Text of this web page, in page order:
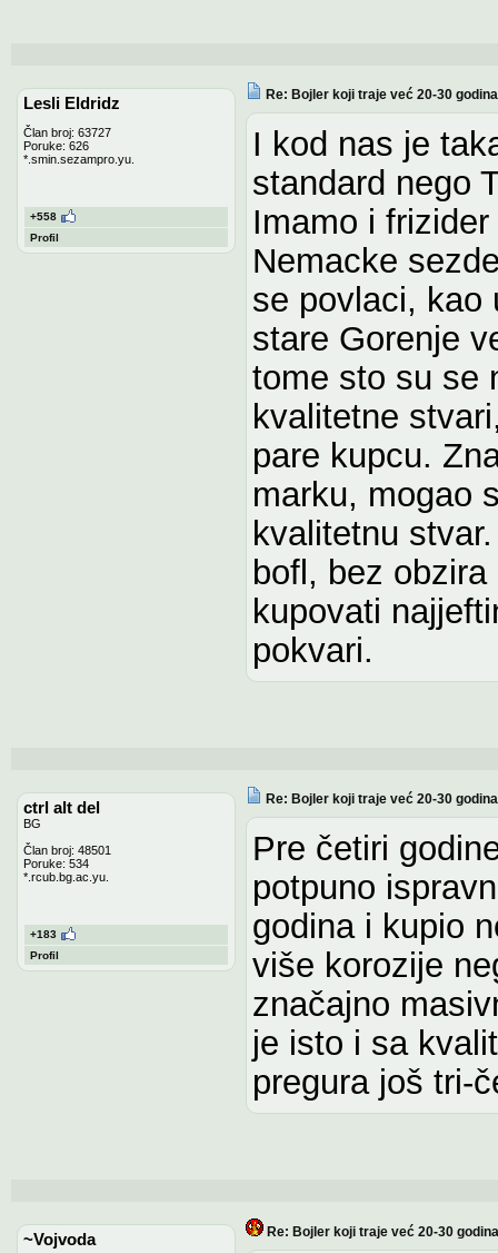
Lesli Eldridz
Član broj: 63727
Poruke: 626
*.smin.sezampro.yu.
+558
Profil
Re: Bojler koji traje već 20-30
I kod nas je
standard nego
Imamo i
Nemacke
se povlaci, kao
stare Gorenje
tome sto su se
kvalitetne
pare kupcu.
marku, mogao
kvalitetnu
bofl, bez
kupovati
pokvari.
ctrl alt del
BG
Član broj: 48501
Poruke: 534
*.rcub.bg.ac.yu.
+183
Profil
Re: Bojler koji traje već 20-30
Pre četiri
potpuno
godina i kupio
više korozije
značajno
je isto i sa
pregura još tri-
~Vojvoda Re: Bojler koji traje već 20-30